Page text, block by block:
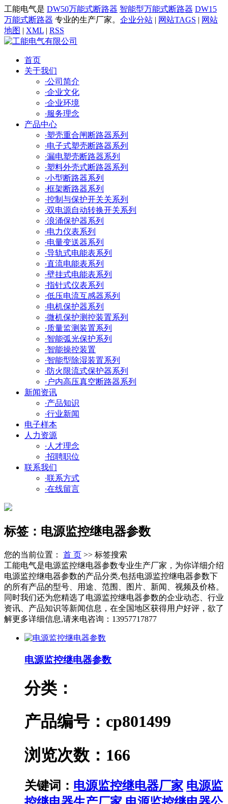
工能电气是 DW50万能式断路器 智能型万能式断路器 DW15
万能式断路器 专业的生产厂家。 企业分站 | 网站TAGS | 网站
地图 | XML | RSS
首页
关于我们
·公司简介
·企业文化
·企业环境
·服务理念
产品中心
·塑壳重合闸断路器系列
·电子式塑壳断路器系列
·漏电塑壳断路器系列
·塑料外壳式断路器系列
·小型断路器系列
·框架断路器系列
·控制与保护开关关系列
·双电源自动转换开关系列
·浪涌保护器系列
·电力仪表系列
·电量变送器系列
·导轨式电能表系列
·直流电能表系列
·壁挂式电能表系列
·指针式仪表系列
·低压电流互感器系列
·电机保护器系列
·微机保护测控装置系列
·质量监测装置系列
·智能弧光保护系列
·智能操控装置
·智能型除湿装置系列
·防火限流式保护器系列
· 户内高压真空断路器系列
新闻资讯
·产品知识
·行业新闻
电子样本
人力资源
· 人才理念
·招聘职位
联系我们
·联系方式
·在线留言
标签：电源监控继电器参数
您的当前位置： 首 页 >> 标签搜索
工能电气是电源监控继电器参数专业生产厂家，为你详细介绍
电源监控继电器参数的产品分类,包括电源监控继电器参数下
的所有产品的型号、用途、范围、图片、新闻、视频及价格。
同时我们还为您精选了电源监控继电器参数的企业动态、行业
资讯、产品知识等新闻信息，在全国地区获得用户好评，欲了
解更多详细信息,请来电咨询：13957717877
电源监控继电器参数
分类：
产品编号：cp801499
浏览次数：166
关键词： 电源监控继电器厂家 电源监